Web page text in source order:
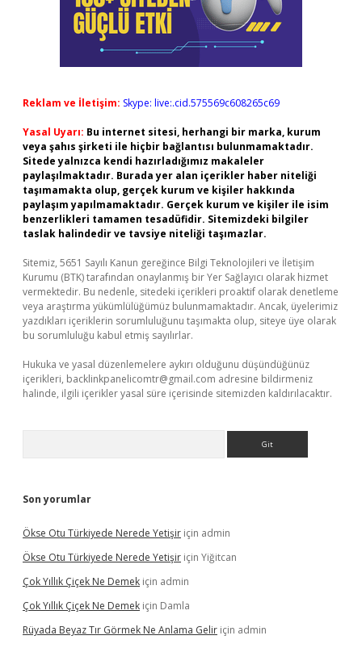
Reklam ve İletişim: Skype: live:.cid.575569c608265c69
Yasal Uyarı: Bu internet sitesi, herhangi bir marka, kurum
veya şahıs şirketi ile hiçbir bağlantısı bulunmamaktadır.
Sitede yalnızca kendi hazırladığımız makaleler
paylaşılmaktadır. Burada yer alan içerikler haber niteliği
taşımamakta olup, gerçek kurum ve kişiler hakkında
paylaşım yapılmamaktadır. Gerçek kurum ve kişiler ile isim
benzerlikleri tamamen tesadüfidir. Sitemizdeki bilgiler
taslak halindedir ve tavsiye niteliği taşımazlar.
Sitemiz, 5651 Sayılı Kanun gereğince Bilgi Teknolojileri ve İletişim
Kurumu (BTK) tarafından onaylanmış bir Yer Sağlayıcı olarak hizmet
vermektedir. Bu nedenle, sitedeki içerikleri proaktif olarak denetleme
veya araştırma yükümlülüğümüz bulunmamaktadır. Ancak, üyelerimiz
yazdıkları içeriklerin sorumluluğunu taşımakta olup, siteye üye olarak
bu sorumluluğu kabul etmiş sayılırlar.
Hukuka ve yasal düzenlemelere aykırı olduğunu düşündüğünüz
içerikleri, backlinkpanelicomtr@gmail.com adresine bildirmeniz
halinde, ilgili içerikler yasal süre içerisinde sitemizden kaldırılacaktır.
Son yorumlar
Ökse Otu Türkiyede Nerede Yetişir için admin
Ökse Otu Türkiyede Nerede Yetişir için Yiğitcan
Çok Yıllık Çiçek Ne Demek için admin
Çok Yıllık Çiçek Ne Demek için Damla
Rüyada Beyaz Tır Görmek Ne Anlama Gelir için admin